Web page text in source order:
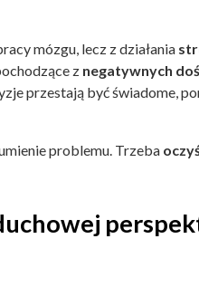
mózgu, lecz z działania
z negatywnych
przestają być świadome,
problemu. Trzeba